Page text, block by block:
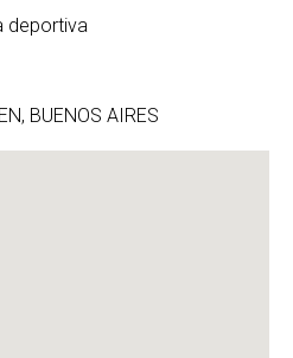
deportiva
BUENOS AIRES